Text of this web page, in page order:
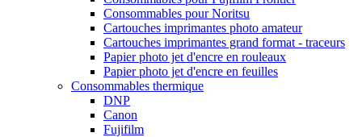
Consommables pour Noritsu
Cartouches imprimantes photo amateur
Cartouches imprimantes grand format - traceurs
Papier photo jet d'encre en rouleaux
Papier photo jet d'encre en feuilles
Consommables thermique
DNP
Canon
Fujifilm